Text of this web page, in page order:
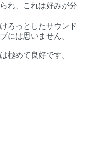
れ、これは好みが分
ろっとしたサウンド
には思いません。
極めて良好です。